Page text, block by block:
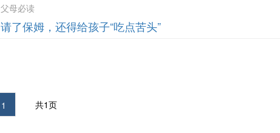
父母必读
请了保姆，还得给孩子“吃点苦头”
1 共1页